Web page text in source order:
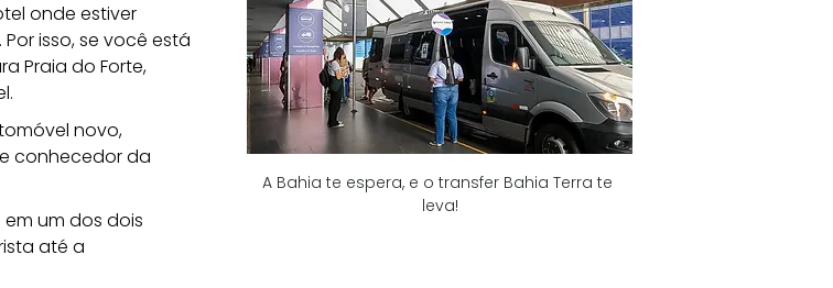
A Bahia te espera, e o transfer Bahia Terra te
leva!
onde estiver
isso, se você está
Praia do Forte,
novo,
conhecedor da
um dos dois
até a